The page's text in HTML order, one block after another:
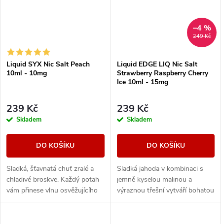
Liquid SYX Nic Salt Peach
10ml - 10mg
239 Kč
Skladem
DO KOŠÍKU
Sladká, šťavnatá chuť zralé a
chladivé broskve. Každý potah
vám přinese vlnu osvěžujícího
ledu, který zdůrazňuje
249 Kč
–4 %
Liquid EDGE LIQ Nic Salt
Strawberry Raspberry Cherry
Ice 10ml - 15mg
239 Kč
Skladem
DO KOŠÍKU
Sladká jahoda v kombinaci s
jemně kyselou malinou a
výraznou třešní vytváří bohatou
ovocnou chuť, kterou doplňuje